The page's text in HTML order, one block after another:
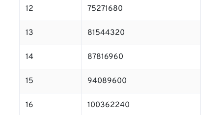
12 75271680
13 81544320
14 87816960
15 94089600
16 100362240